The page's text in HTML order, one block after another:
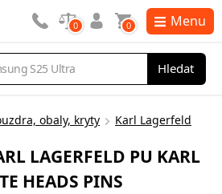
Hledat
0 0 Menu
obaly, kryty Karl Lagerfeld
LAGERFELD PU KARL
HEADS PINS